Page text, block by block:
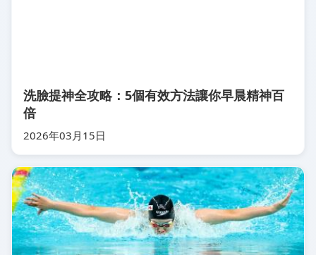
洗臉提神全攻略：5個有效方法讓你早晨精神百
倍
2026年03月15日